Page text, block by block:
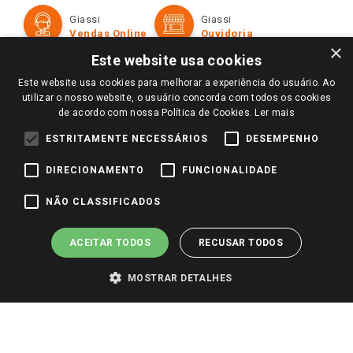
Televendas
Perguntas frequentes
Trabalhe Conosco
Identidade Visual
Formas de Pagamento
Políticas de entrega
Trocas e Devoluções
Giassi
Vendas Online
Giassi
Ouvidoria
Redes Sociais
Pagamento e Segurança
×
Este website usa cookies
Este website usa cookies para melhorar a experiência do usuário. Ao
utilizar o nosso website, o usuário concorda com todos os cookies
de acordo com nossa Política de Cookies. Ler mais
ESTRITAMENTE NECESSÁRIOS DESEMPENHO
DIRECIONAMENTO FUNCIONALIDADE
NÃO CLASSIFICADOS
ACEITAR TODOS RECUSAR TODOS
MOSTRAR DETALHES